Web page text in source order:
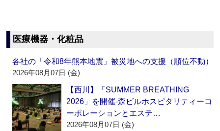
医療機器・化粧品
各社の「令和8年熊本地震」被災地への支援（順位不動）
2026年08月07日 (金)
【西川】「SUMMER BREATHING
2026」を開催‐森ビルホスピタリティーコ
ーポレーションとエステ…
2026年08月07日 (金)